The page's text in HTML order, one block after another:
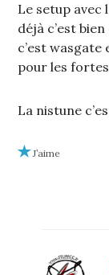
Le setup avec
déjà c’est
c’est
pour les
La nistune
J’aime